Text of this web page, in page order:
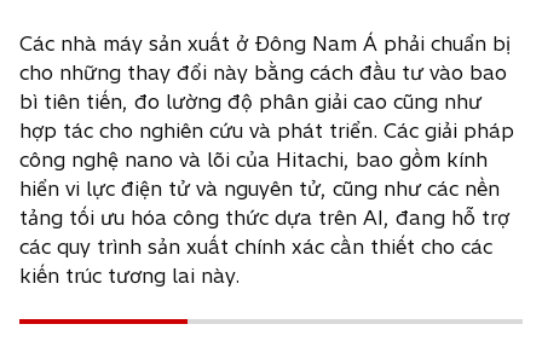
Các nhà máy sản xuất ở Đông Nam Á phải chuẩn bị
cho những thay đổi này bằng cách đầu tư vào bao
bì tiên tiến, đo lường độ phân giải cao cũng như
hợp tác cho nghiên cứu và phát triển. Các giải pháp
công nghệ nano và lõi của Hitachi, bao gồm kính
hiển vi lực điện tử và nguyên tử, cũng như các nền
tảng tối ưu hóa công thức dựa trên AI, đang hỗ trợ
các quy trình sản xuất chính xác cần thiết cho các
kiến ​​trúc tương lai này.